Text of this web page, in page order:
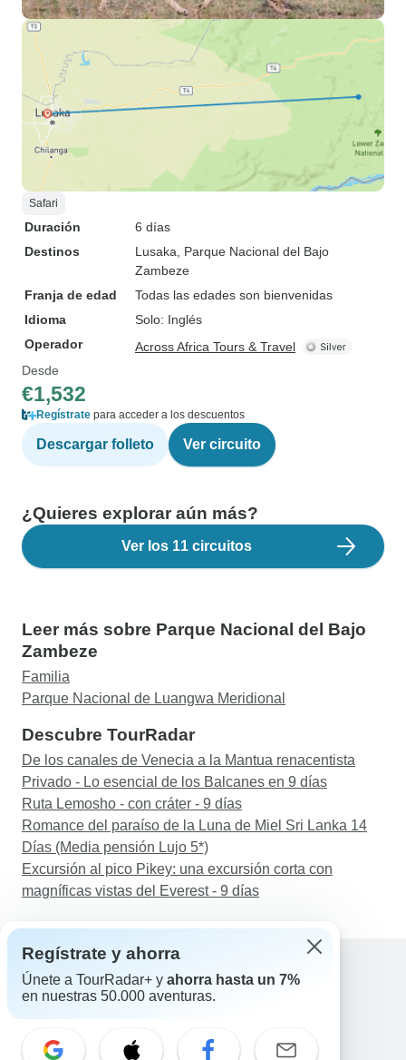
Safari
Duración
6 días
Destinos
Lusaka , Parque Nacional del Bajo
Zambeze
Franja de edad
Todas las edades son bienvenidas
Idioma
Solo: Inglés
Operador
Across Africa Tours & Travel
Desde
€1,532
Regístrate para acceder a los descuentos
Descargar folleto Ver circuito
¿Quieres explorar aún más?
Ver los 11 circuitos
Leer más sobre Parque Nacional del Bajo
Zambeze
Familia
Parque Nacional de Luangwa Meridional
Descubre TourRadar
De los canales de Venecia a la Mantua renacentista
Privado - Lo esencial de los Balcanes en 9 días
Ruta Lemosho - con cráter - 9 días
Romance del paraíso de la Luna de Miel Sri Lanka 14
Días (Media pensión Lujo 5*)
Excursión al pico Pikey: una excursión corta con
magníficas vistas del Everest - 9 días
Ayuda
Correo electrónico: support@tourradar.com
Regístrate y ahorra
Únete a TourRadar+ y ahorra hasta un 7%
en nuestras 50.000 aventuras.